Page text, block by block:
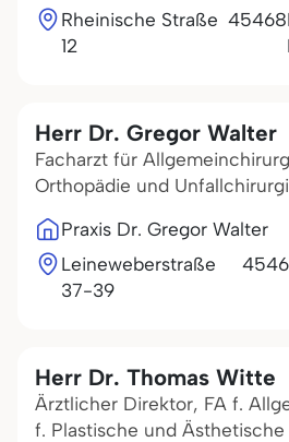
Rheinische Straße
12
45468
Herr Dr. Gregor Walter
Facharzt für
Orthopädie und
Praxis Dr. Gregor Walter
Leineweberstraße
37-39
Herr Dr. Thomas Witte
Ärztlicher Direktor, FA f.
f. Plastische und